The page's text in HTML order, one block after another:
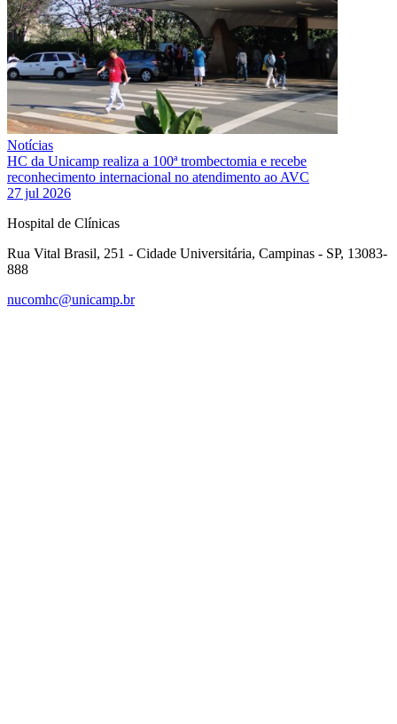
Notícias
HC da Unicamp realiza a 100ª trombectomia e recebe
reconhecimento internacional no atendimento ao AVC
27 jul 2026
Hospital de Clínicas
Rua Vital Brasil, 251 - Cidade Universitária, Campinas - SP, 13083-
888
nucomhc@unicamp.br